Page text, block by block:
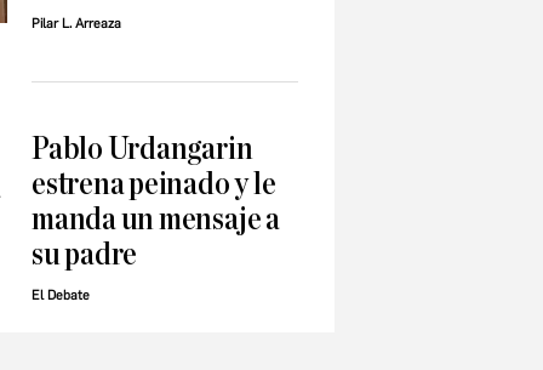
Pilar L. Arreaza
Pablo Urdangarin
estrena peinado y le
manda un mensaje a
su padre
El Debate